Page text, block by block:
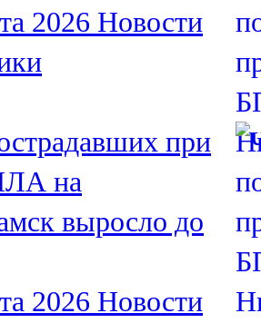
2026 Новости
при
на
выросло до
2026 Новости